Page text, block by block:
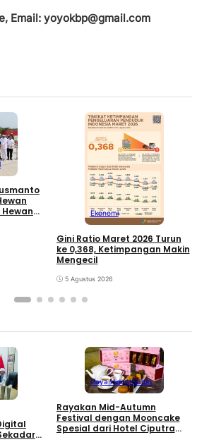
Email: yoyokbp@gmail.com
Ekonomi
Gini Ratio Maret 2026 Turun
ke 0,368, Ketimpangan Makin
Mengecil
5 Agustus 2026
Gaya HidupKuliner
Rayakan Mid-Autumn
Festival dengan Mooncake
Spesial dari Hotel Ciputra